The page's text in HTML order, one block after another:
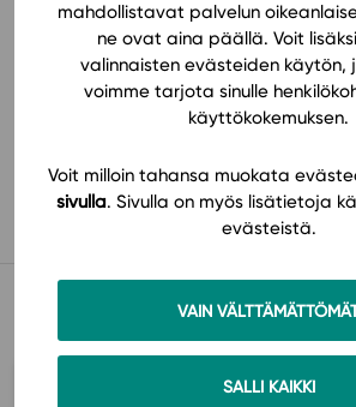
mahdollistavat palvelun
ne ovat aina päällä. Voit
valinnaisten evästeiden käytön,
voimme tarjota sinulle
käyttökokemuksen.
Voit milloin tahansa muokata
sivulla. Sivulla on myös lisätietoja
evästeistä.
VAIN
SALLI KAIKKI